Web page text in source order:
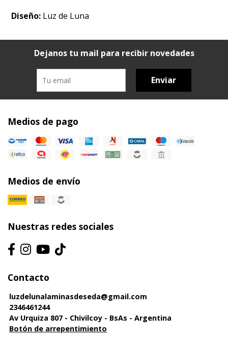
Diseño: Luz de Luna
Dejanos tu mail para recibir novedades
Enviar
Medios de pago
Medios de envío
Nuestras redes sociales
Contacto
luzdelunalaminasdeseda@gmail.com
2346461244
Av Urquiza 807 - Chivilcoy - BsAs - Argentina
Botón de arrepentimiento